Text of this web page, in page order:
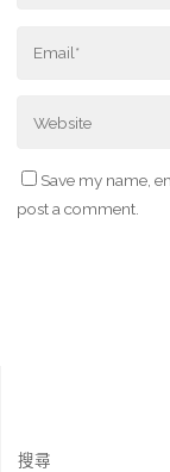
Save my name,
post a comment.
搜尋